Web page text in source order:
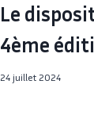
Le
4ème
24 juillet 2024